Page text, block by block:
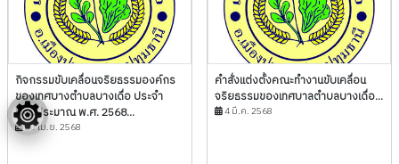
กิจกรรมขับเคลื่อนจริยธรรมองค์กร
ของเทศบางตำบลบางเดื่อ ประจำ
ปีงบประมาณ พ.ศ. 2568...
30 เม.ย. 2568
คำสั่งแต่งตั้งคณะทำงานขับเคลื่อน
จริยธรรมของเทศบาลตำบลบางเดื่อ...
4 มี.ค. 2568